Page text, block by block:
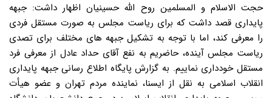
حجت الاسلام و المسلمین روح الله حسینیان اظهار داشت: جبهه
پایداری قصد داشت که برای ریاست مجلس به صورت مستقل فردی
را معرفی کند، اما با توجه به تشکیل جبهه های مختلف برای تصدی
ریاست مجلس آینده، حاضریم به نفع آقای حداد عادل از معرفی فرد
مستقل خودداری نماییم. به گزارش پایگاه اطلاع رسانی جبهه پایداری
انقلاب اسلامی به نقل از ایسنا، نماینده مردم تهران و عضو هیأت